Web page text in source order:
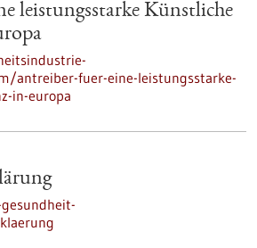
leistungsstarke Künstliche
antreiber-fuer-eine-leistungsstarke-
in-europa